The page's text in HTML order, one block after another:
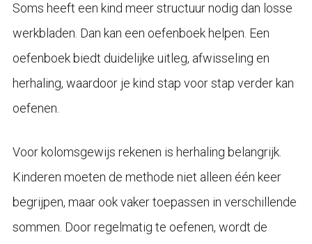
Soms heeft een kind meer structuur nodig dan losse
werkbladen. Dan kan een oefenboek helpen. Een
oefenboek biedt duidelijke uitleg, afwisseling en
herhaling, waardoor je kind stap voor stap verder kan
oefenen.
Voor kolomsgewijs rekenen is herhaling belangrijk.
Kinderen moeten de methode niet alleen één keer
begrijpen, maar ook vaker toepassen in verschillende
sommen. Door regelmatig te oefenen, wordt de